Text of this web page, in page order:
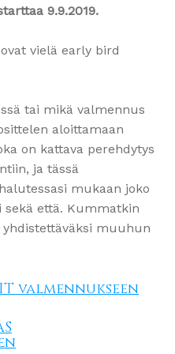
9.9.2019.
vielä early bird
tai mikä valmennus
aloittamaan
on kattava perehdytys
ja tässä
mukaan joko
että. Kummatkin
muuhun
valmennukseen